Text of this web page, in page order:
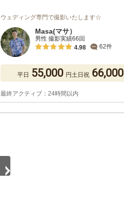
ウェディング専門で撮影いたします☆
Masa(マサ）
男性 撮影実績66回
4.98
62件
平日 55,000 円土日祝 66,000
最終アクティブ：24時間以内